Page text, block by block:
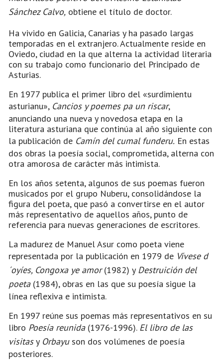
Sánchez Calvo, obtiene el título de doctor.
Ha vivido en Galicia, Canarias y ha pasado largas
temporadas en el extranjero. Actualmente reside en
Oviedo, ciudad en la que alterna la actividad literaria
con su trabajo como funcionario del Principado de
Asturias.
En 1977 publica el primer libro del «surdimientu
asturianu», Cancios y poemes pa un riscar,
anunciando una nueva y novedosa etapa en la
literatura asturiana que continúa al año siguiente con
la publicación de Camín del cumal funderu. En estas
dos obras la poesía social, comprometida, alterna con
otra amorosa de carácter más intimista.
En los años setenta, algunos de sus poemas fueron
musicados por el grupo Nuberu, consolidándose la
figura del poeta, que pasó a convertirse en el autor
más representativo de aquellos años, punto de
referencia para nuevas generaciones de escritores.
La madurez de Manuel Asur como poeta viene
representada por la publicación en 1979 de Vívese d
´oyíes, Congoxa ye amor(1982) y Destruición del
poeta(1984), obras en las que su poesía sigue la
línea reflexiva e intimista.
En 1997 reúne sus poemas más representativos en su
libro Poesía reunida(1976-1996). El libro de las
visitasy Orbayuson dos volúmenes de poesía
posteriores.